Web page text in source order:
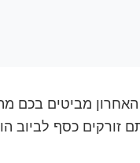
האחרון מביטים
זורקים כסף לביוב